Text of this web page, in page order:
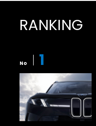
RANKING
No 1